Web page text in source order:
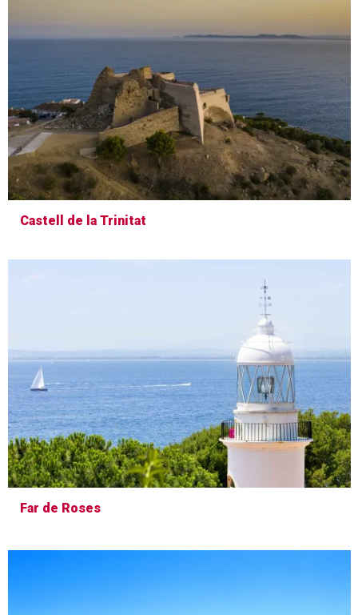
Castell de la Trinitat
Far de Roses